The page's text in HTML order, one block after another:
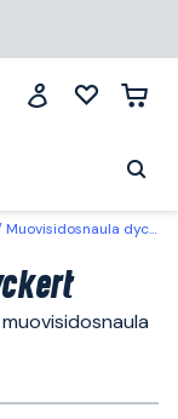
Muovisidosnaula dyckert